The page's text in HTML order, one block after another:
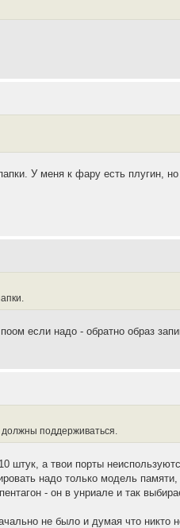
У меня к фару есть плугин,
если надо - обратно образ
поддерживаться.
штук, а твои порты
надо только модель
- он в унриале и так
не было и думая что никто